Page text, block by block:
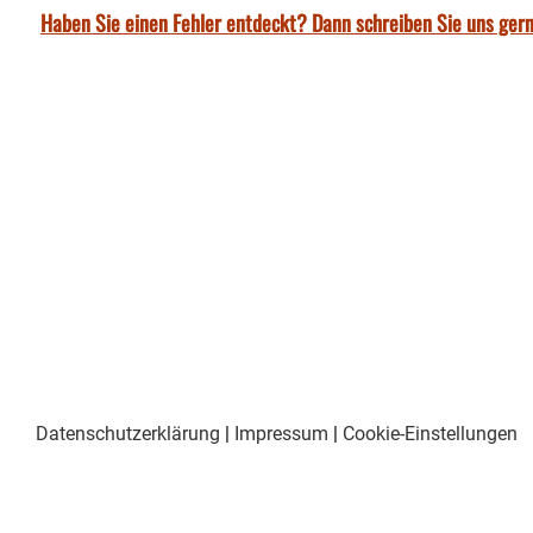
Haben Sie einen Fehler entdeckt? Dann schreiben Sie uns
Datenschutzerklärung | Impressum | Cookie-Einstellungen